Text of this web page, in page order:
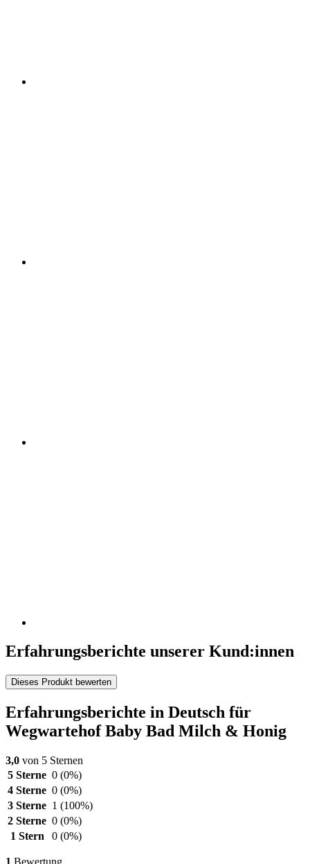
Erfahrungsberichte unserer Kund:innen
Dieses Produkt bewerten
Erfahrungsberichte in Deutsch für
Wegwartehof Baby Bad Milch & Honig
3,0 von 5 Sternen
5 Sterne 0 (0%)
4 Sterne 0 (0%)
3 Sterne 1 (100%)
2 Sterne 0 (0%)
1 Stern
0 (0%)